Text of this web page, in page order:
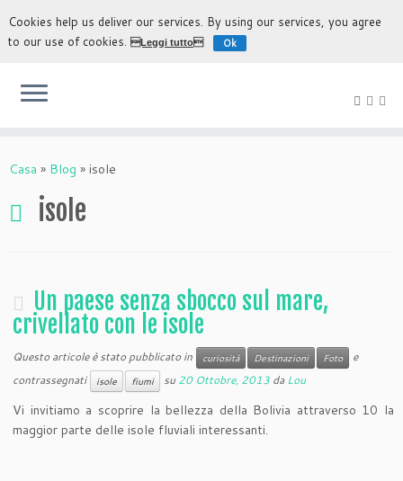
L'esperienza più autentica di scoprire Bolivia
Casa » Blog » isole
isole
Un paese senza sbocco sul mare,
crivellato con le isole
Questo articole è stato pubblicato in curiosità Destinazioni Foto
e
contrassegnati
isole fiumi su20 Ottobre, 2013 daLou
Vi invitiamo a scoprire la bellezza della Bolivia attraverso 10 la
maggior parte delle isole fluviali interessanti.
Cookies help us deliver our services. By using our services, you agree
to our use of cookies.Leggi tutto Ok